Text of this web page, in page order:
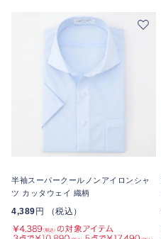
半袖スーパークールノンアイロンシャ
ツ カッタウェイ 織柄
4,389 円 （税込）